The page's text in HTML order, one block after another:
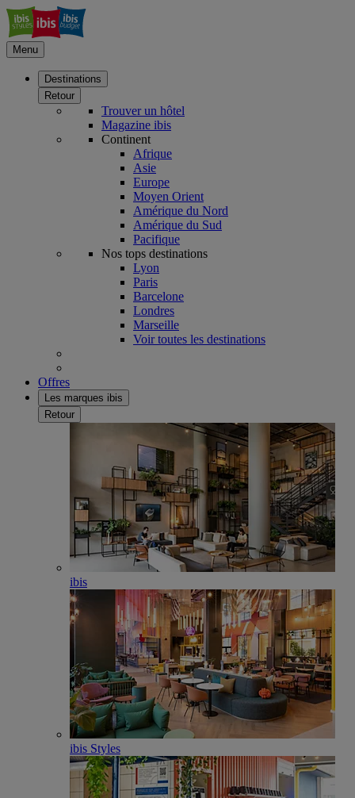
Menu
Destinations
Retour
Trouver un hôtel
Magazine ibis
Continent
Afrique
Asie
Europe
Moyen Orient
Amérique du Nord
Amérique du Sud
Pacifique
Nos tops destinations
Lyon
Paris
Barcelone
Londres
Marseille
Voir toutes les destinations
Offres
Les marques ibis
Retour
ibis
ibis Styles